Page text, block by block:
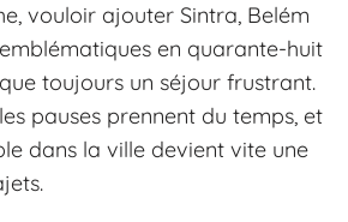
vouloir ajouter Sintra, Belém
en quarante-huit
toujours un séjour frustrant.
pauses prennent du temps, et
dans la ville devient vite une